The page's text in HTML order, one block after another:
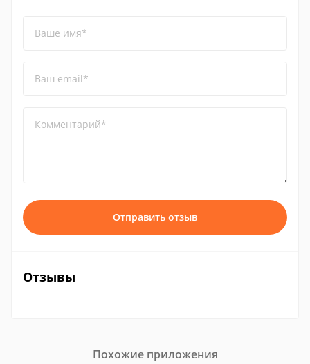
Ваше имя*
Ваш email*
Комментарий*
Отправить отзыв
Отзывы
Похожие приложения